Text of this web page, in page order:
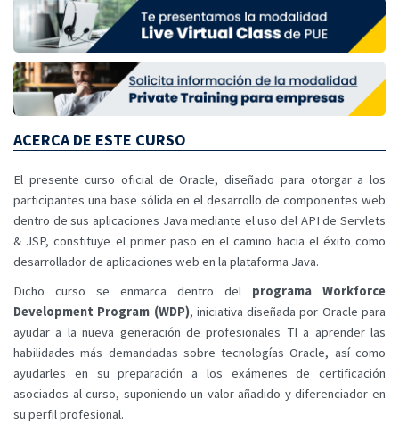
ACERCA DE ESTE CURSO
El presente curso oficial de Oracle, diseñado para otorgar a los
participantes una base sólida en el desarrollo de componentes web
dentro de sus aplicaciones Java mediante el uso del API de Servlets
& JSP, constituye el primer paso en el camino hacia el éxito como
desarrollador de aplicaciones web en la plataforma Java.
Dicho curso se enmarca dentro del programa Workforce
Development Program (WDP), iniciativa diseñada por Oracle para
ayudar a la nueva generación de profesionales TI a aprender las
habilidades más demandadas sobre tecnologías Oracle, así como
ayudarles en su preparación a los exámenes de certificación
asociados al curso, suponiendo un valor añadido y diferenciador en
su perfil profesional.